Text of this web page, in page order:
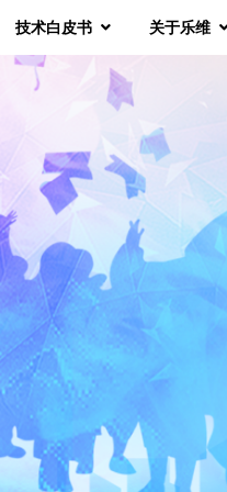
技术白皮书 关于乐维